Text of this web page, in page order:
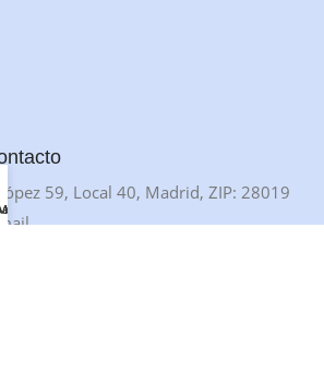
59, Local 40, Madrid, ZIP: 28019
account